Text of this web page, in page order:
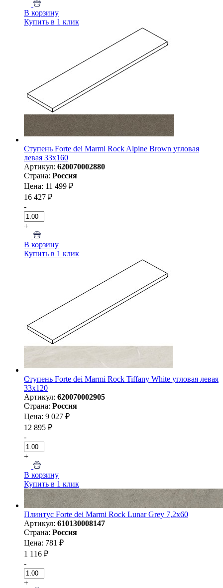
В корзину
Купить в 1 клик
Ступень Forte dei Marmi Rock Alpine Brown угловая
левая 33x160
Артикул: 620070002880
Страна: Россия
Цена: 11 499 ₽
16 427 ₽
-
+
В корзину
Купить в 1 клик
Ступень Forte dei Marmi Rock Tiffany White угловая левая
33x120
Артикул: 620070002905
Страна: Россия
Цена: 9 027 ₽
12 895 ₽
-
+
В корзину
Купить в 1 клик
Плинтус Forte dei Marmi Rock Lunar Grey 7,2x60
Артикул: 610130008147
Страна: Россия
Цена: 781 ₽
1 116 ₽
-
+